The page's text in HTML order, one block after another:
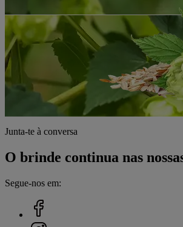
Junta-te à conversa
O brinde continua nas
Segue-nos em: